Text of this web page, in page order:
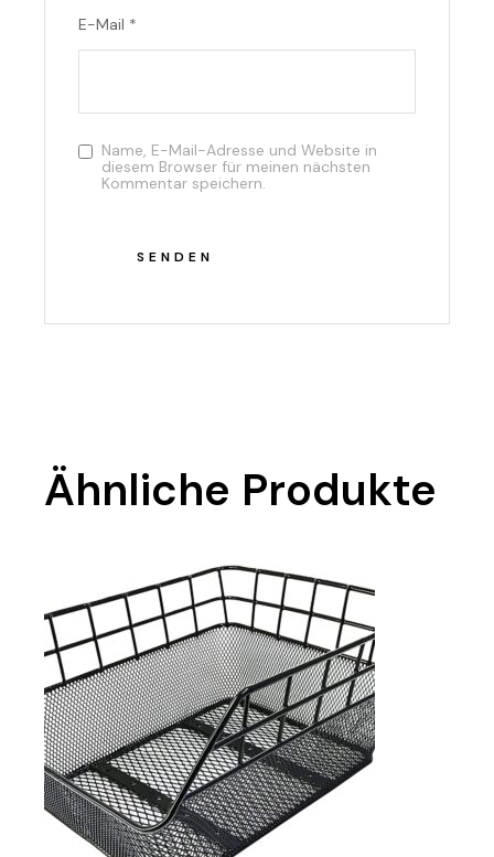
E-Mail *
Name, E-Mail-Adresse und Website in
diesem Browser für meinen nächsten
Kommentar speichern.
SENDEN
Ähnliche Produkte